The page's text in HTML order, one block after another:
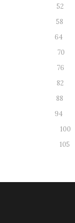
52
58
64
70
76
82
88
94
100
105